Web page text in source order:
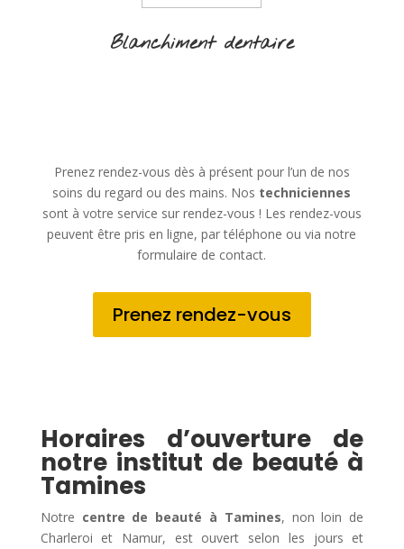
Blanchiment dentaire
Prenez rendez-vous dès à présent pour l’un de nos
soins du regard ou des mains. Nos techniciennes
sont à votre service sur rendez-vous ! Les rendez-vous
peuvent être pris en ligne, par téléphone ou via notre
formulaire de contact.
Prenez rendez-vous
Horaires d’ouverture de
notre institut de beauté à
Tamines
Notre centre de beauté à Tamines, non loin de
Charleroi et Namur, est ouvert selon les jours et